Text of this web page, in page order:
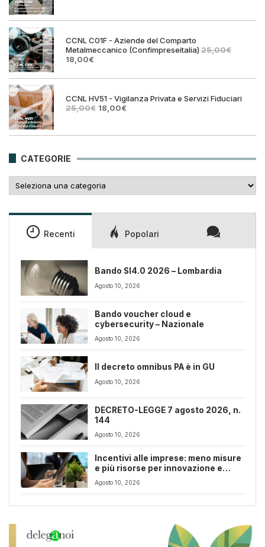
era:
è:
CCNL C01F - Aziende del Comparto
Metalmeccanico (Confimpreseitalia) 25,00€
Il
originale
25,00€.
18,00€Il
attuale
18,00€.
CCNL HV51 - Vigilanza Privata e Servizi Fiduciari
25,00€ Il
era:
18,00€Il
è:
CATEGORIE
Recenti Popolari
Bando SI4.0 2026 – Lombardia
Agosto 10, 2026
Bando voucher cloud e
cybersecurity – Nazionale
Agosto 10, 2026
Il decreto omnibus PA è in GU
Agosto 10, 2026
DECRETO-LEGGE 7 agosto 2026, n.
144
Agosto 10, 2026
Incentivi alle imprese: meno misure
e più risorse per innovazione e
transizione digitale
Agosto 10, 2026